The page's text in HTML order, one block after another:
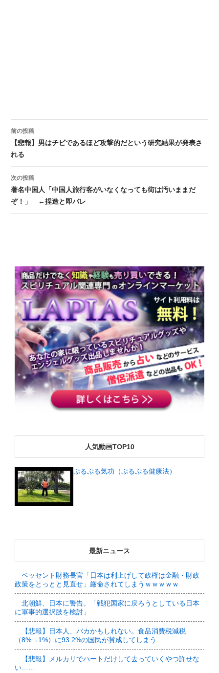
投稿ナビゲーション
前の投稿
【悲報】男はチビであるほど攻撃的だという研究結果が発表さ
れる
次の投稿
著名中国人「中国人旅行客がいなくなっても街は汚いままだ
ぞ！」 ←捏造と即バレ
人気動画TOP10
ぷるぷる気功（ぷるぷる健康法）
最新ニュース
ベッセント財務長官「日本は利上げして政権は金融・財政
政策をとっとと見直せ」厳命されてしまうｗｗｗｗｗ
北朝鮮、日本に警告。「戦犯国家に戻ろうとしている日本
に軍事的選択肢を検討」
【悲報】日本人、バカかもしれない。食品消費税減税
（8%→1%）に93.2%の国民が賛成してしまう
【悲報】メルカリでハートだけして去っていくやつ許せな
い……